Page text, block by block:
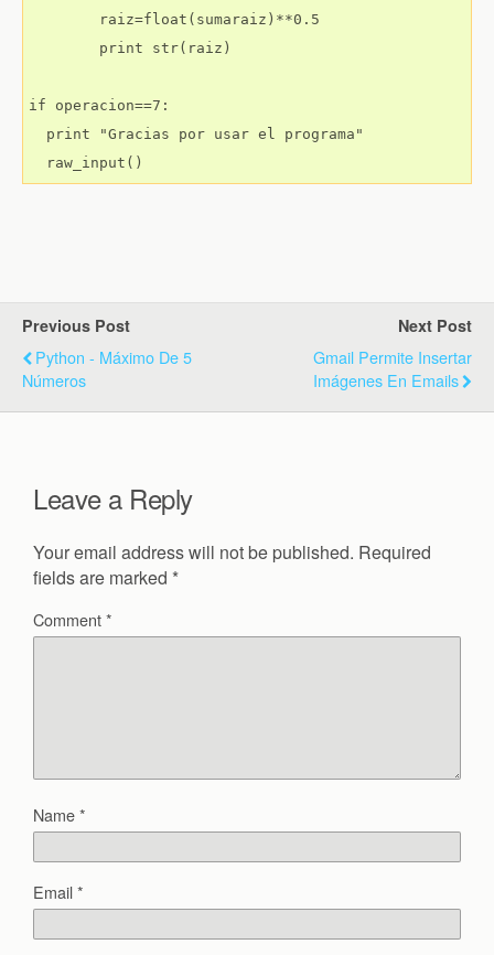
        raiz=float(sumaraiz)**0.5
        print str(raiz)
if operacion==7:
  print "Gracias por usar el programa"
  raw_input()
Previous Post
Python - Máximo De 5
Números
Next Post
Gmail Permite Insertar
Imágenes En Emails
Leave a Reply
Your email address will not be published. Required
fields are marked *
Comment*
Name*
Email*